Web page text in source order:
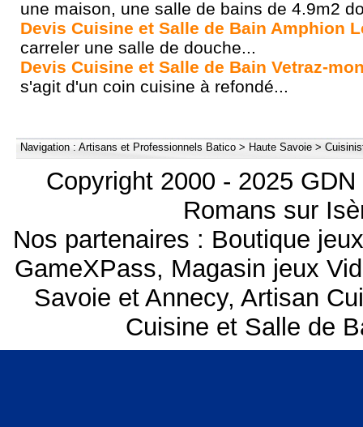
une maison, une salle de bains de 4.9m2
Devis Cuisine et Salle de Bain Amphion
carreler une salle de douche...
Devis Cuisine et Salle de Bain Vetraz-
s'agit d'un coin cuisine à refondé...
Navigation : Artisans et Professionnels Batico > Haute Savoie >
Copyright 2000 - 2025
Romans sur
Nos partenaires : Boutique
GameXPass, Magasin jeux
Savoie et Annecy, Artisan
Cuisine et Salle de